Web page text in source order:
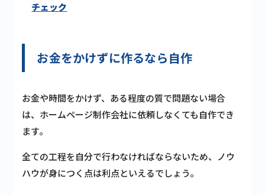
チェック
お金をかけずに作るなら自作
お金や時間をかけず、ある程度の質で問題ない場合
は、ホームページ制作会社に依頼しなくても自作でき
ます。
全ての工程を自分で行わなければならないため、ノウ
ハウが身につく点は利点といえるでしょう。